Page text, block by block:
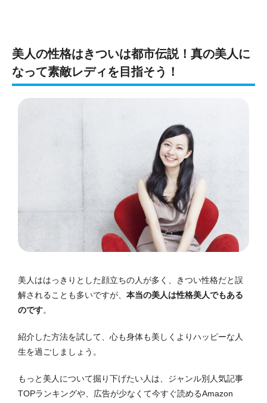
美人の性格はきついは都市伝説！真の美人に
なって素敵レディを目指そう！
美人ははっきりとした顔立ちの人が多く、きつい性格だと誤
解されることも多いですが、 本当の美人は性格美人でもある
のです。
紹介した方法を試して、心も身体も美しくよりハッピーな人
生を過ごしましょう。
もっと美人について掘り下げたい人は、ジャンル別人気記事
TOPランキングや、広告が少なくて今すぐ読めるAmazon